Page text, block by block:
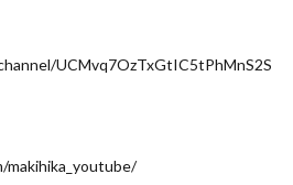
UCMvq7OzTxGtIC5tPhMnS2S